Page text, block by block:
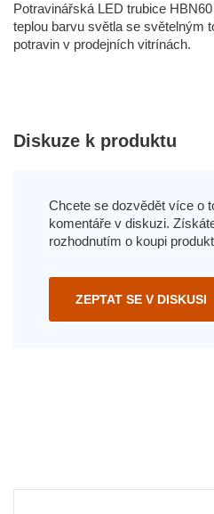
Potravinářská LED trubice
teplou barvu světla se světelným
potravin v prodejních vitrínách.
Diskuze k produktu
Chcete se dozvědět více o
komentáře v diskuzi.
rozhodnutím o koupi
ZEPTAT SE V DISKUSI